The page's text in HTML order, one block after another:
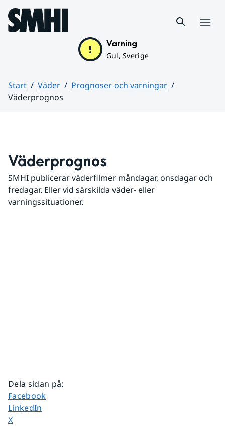
Hoppa till sidans innehåll
Varning
Gul, Sverige
Start Väder
Prognoser och varningar
Väderprognos
Väderprognos
SMHI publicerar väderfilmer måndagar, onsdagar och
fredagar. Eller vid särskilda väder- eller
varningssituationer.
Dela sidan på:
Dela sidan på
Facebook
Dela sidan på
LinkedIn
Dela sidan på
X